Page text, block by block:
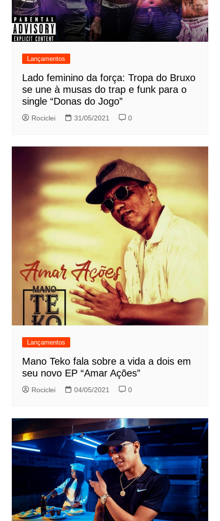
Lançamentos
Lado feminino da força: Tropa do Bruxo
se une à musas do trap e funk para o
single “Donas do Jogo”
Rociclei 31/05/2021 0
Lançamentos
Mano Teko fala sobre a vida a dois em
seu novo EP “Amar Ações”
Rociclei 04/05/2021 0